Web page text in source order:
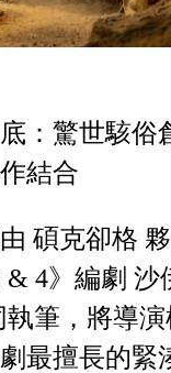
：驚世駭俗
結合
碩克卻格
& 4》編劇 沙
執筆，將導
最擅長的緊